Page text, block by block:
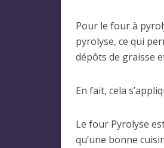
Pour le four à
pyrolyse, ce qui
dépôts de graisse
En fait, cela
Le four Pyrolyse
qu’une bonne